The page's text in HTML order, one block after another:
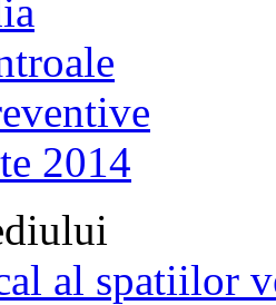
2014
al spatiilor